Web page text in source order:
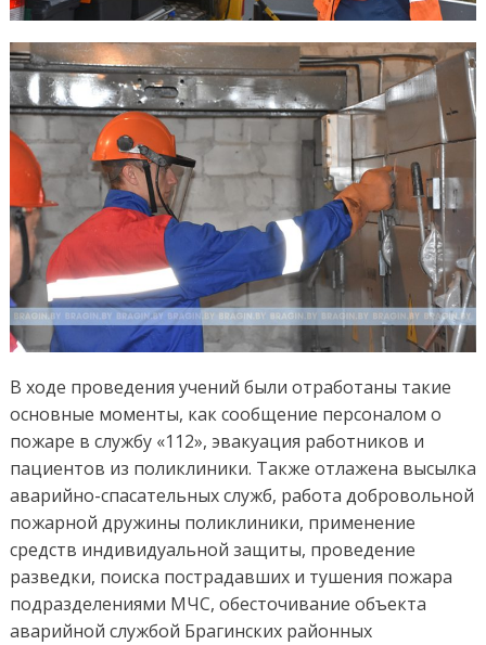
В ходе проведения учений были отработаны такие
основные моменты, как сообщение персоналом о
пожаре в службу «112», эвакуация работников и
пациентов из поликлиники. Также отлажена высылка
аварийно-спасательных служб, работа добровольной
пожарной дружины поликлиники, применение
средств индивидуальной защиты, проведение
разведки, поиска пострадавших и тушения пожара
подразделениями МЧС, обесточивание объекта
аварийной службой Брагинских районных